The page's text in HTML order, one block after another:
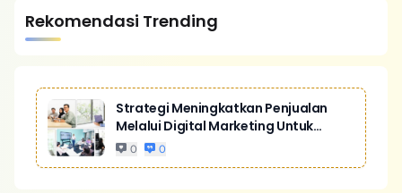
Rekomendasi Trending
Strategi Meningkatkan Penjualan
Melalui Digital Marketing Untuk
Bisnis Yang Lebih Kompetitif
0 0